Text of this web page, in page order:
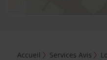
Accueil Services Avis